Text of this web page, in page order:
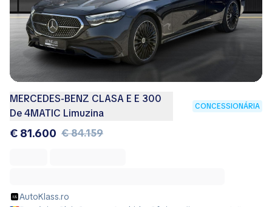
MERCEDES-BENZ CLASA E E 300
De 4MATIC Limuzina
CONCESSIONÁRIA
€ 81.600 € 84.159
AutoKlass.ro